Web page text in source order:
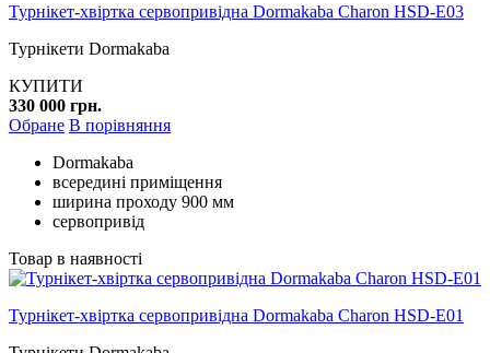
Турнікет-хвіртка сервопривідна Dormakaba Charon HSD-E03
Турнікети Dormakaba
КУПИТИ
330 000 грн.
Обране В порівняння
Dormakaba
всередині приміщення
ширина проходу 900 мм
сервопривід
Товар в наявності
Турнікет-хвіртка сервопривідна Dormakaba Charon HSD-E01